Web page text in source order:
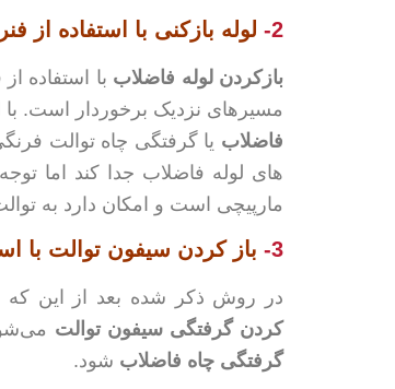
2- لوله بازکنی با استفاده از
بازکردن لوله فاضلاب با استفاده
مسیرهای نزدیک برخوردار است. با
فاضلاب یا گرفتگی چاه توالت
های لوله فاضلاب جدا کند اما
مارپیچی است و امکان دارد به
3- باز کردن سیفون توالت با
در روش ذکر شده بعد از این
کردن گرفتگی سیفون توالت
گرفتگی چاه فاضلاب شود.